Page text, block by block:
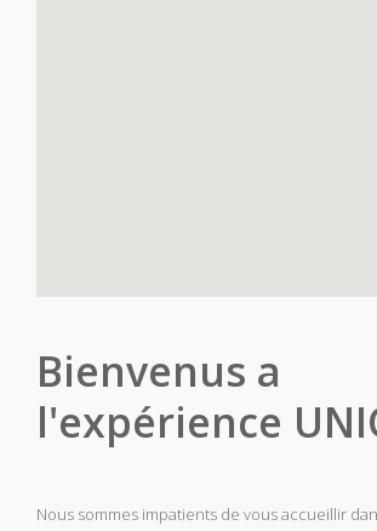
Bienvenus a
l'expérience
Nous sommes impatients de vous accueillir